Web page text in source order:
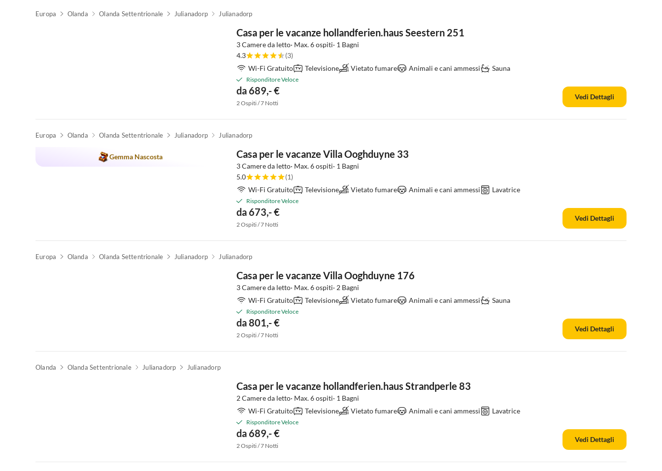
Europa Olanda Olanda Settentrionale Julianadorp Julianadorp
Casa per le vacanze hollandferien.haus Seestern 251
3 Camere da letto· Max. 6 ospiti· 1 Bagni
4.3
(3)
Wi-Fi Gratuito
Televisione Vietato fumare Animali e cani ammessi Sauna
Risponditore Veloce
da 689,- €
2 Ospiti / 7 Notti
Vedi Dettagli
Europa Olanda Olanda Settentrionale Julianadorp Julianadorp
Gemma Nascosta Casa per le vacanze Villa Ooghduyne 33
3 Camere da letto· Max. 6 ospiti· 1 Bagni
5.0
(1)
Wi-Fi Gratuito
Televisione Vietato fumare Animali e cani ammessi Lavatrice
Risponditore Veloce
da 673,- €
2 Ospiti / 7 Notti
Vedi Dettagli
Europa Olanda Olanda Settentrionale Julianadorp Julianadorp
Casa per le vacanze Villa Ooghduyne 176
3 Camere da letto· Max. 6 ospiti· 2 Bagni
Wi-Fi Gratuito
Televisione Vietato fumare Animali e cani ammessi Sauna
Risponditore Veloce
da 801,- €
2 Ospiti / 7 Notti
Vedi Dettagli
Olanda Olanda Settentrionale Julianadorp Julianadorp
Casa per le vacanze hollandferien.haus Strandperle 83
2 Camere da letto· Max. 6 ospiti· 1 Bagni
Wi-Fi Gratuito
Televisione Vietato fumare Animali e cani ammessi Lavatrice
Risponditore Veloce
da 689,- €
2 Ospiti / 7 Notti
Vedi Dettagli